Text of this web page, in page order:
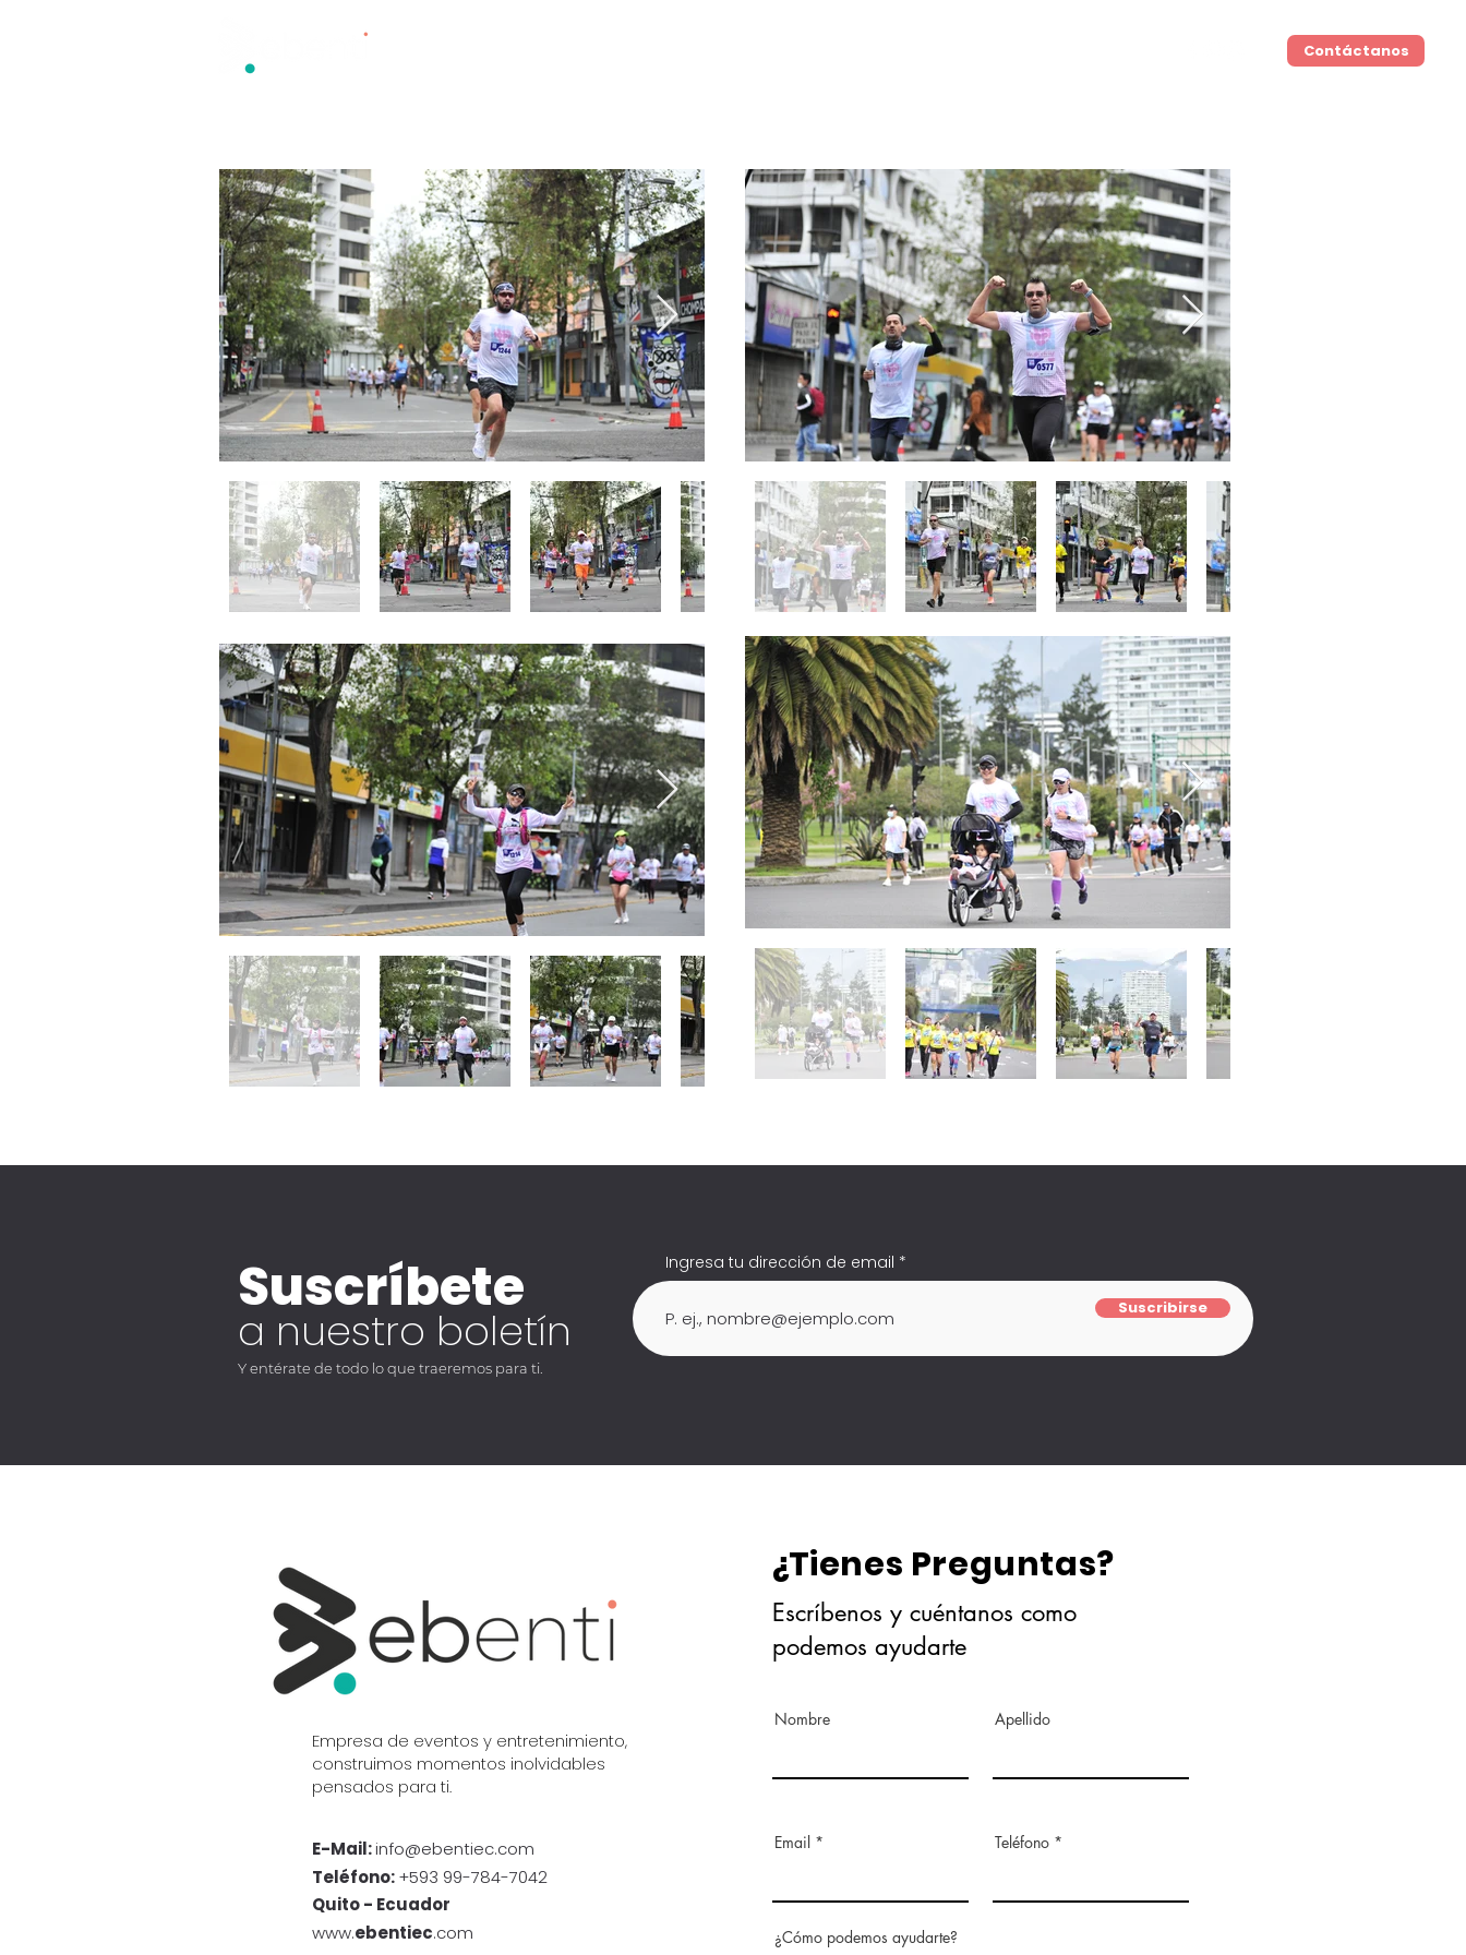
Contáctanos
a nuestro boletín
Suscríbete
Y entérate de todo lo que traeremos para ti.
Ingresa tu dirección de email
Suscribirse
Empresa de eventos y entretenimiento,
construimos momentos inolvidables
pensados para ti.
E-Mail:info@ebentiec.com
Teléfono:+593 99-784-7042
Quito - Ecuador
www.ebentiec.com
¿Tienes Preguntas?
Escríbenos y cuéntanos como
podemos ayudarte
Nombre Apellido
Email Teléfono
¿Cómo podemos ayudarte?